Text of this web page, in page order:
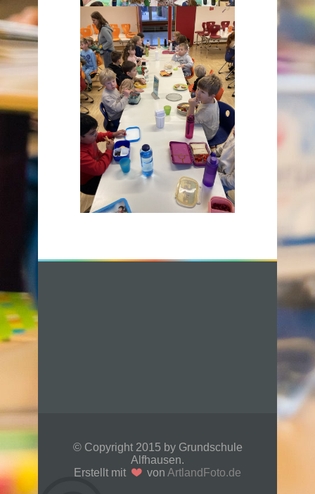
© Copyright 2015 by Grundschule
Alfhausen.
Erstellt mit
vonArtlandFoto.de